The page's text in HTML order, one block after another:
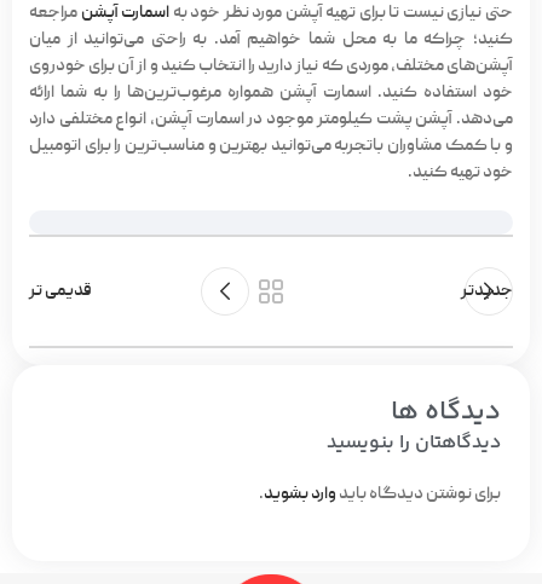
حتی نیازی نیست تا برای تهیه آپشن مورد نظر خود به اسمارت آپشن مراجعه
کنید؛ چراکه ما به محل شما خواهیم آمد. به راحتی می‌توانید از میان
آپشن‌های مختلف، موردی که نیاز دارید را انتخاب کنید و از آن برای خودروی
خود استفاده کنید. اسمارت آپشن همواره مرغوب‌ترین‌ها را به شما ارائه
می‌دهد. آپشن پشت کیلومتر موجود در اسمارت آپشن، انواع مختلفی دارد
و با کمک مشاوران باتجربه می‌توانید بهترین و مناسب‌ترین را برای اتومبیل
خود تهیه کنید.
جدیدتر قدیمی تر
دیدگاه ها
دیدگاهتان را بنویسید
برای نوشتن دیدگاه باید وارد بشوید.